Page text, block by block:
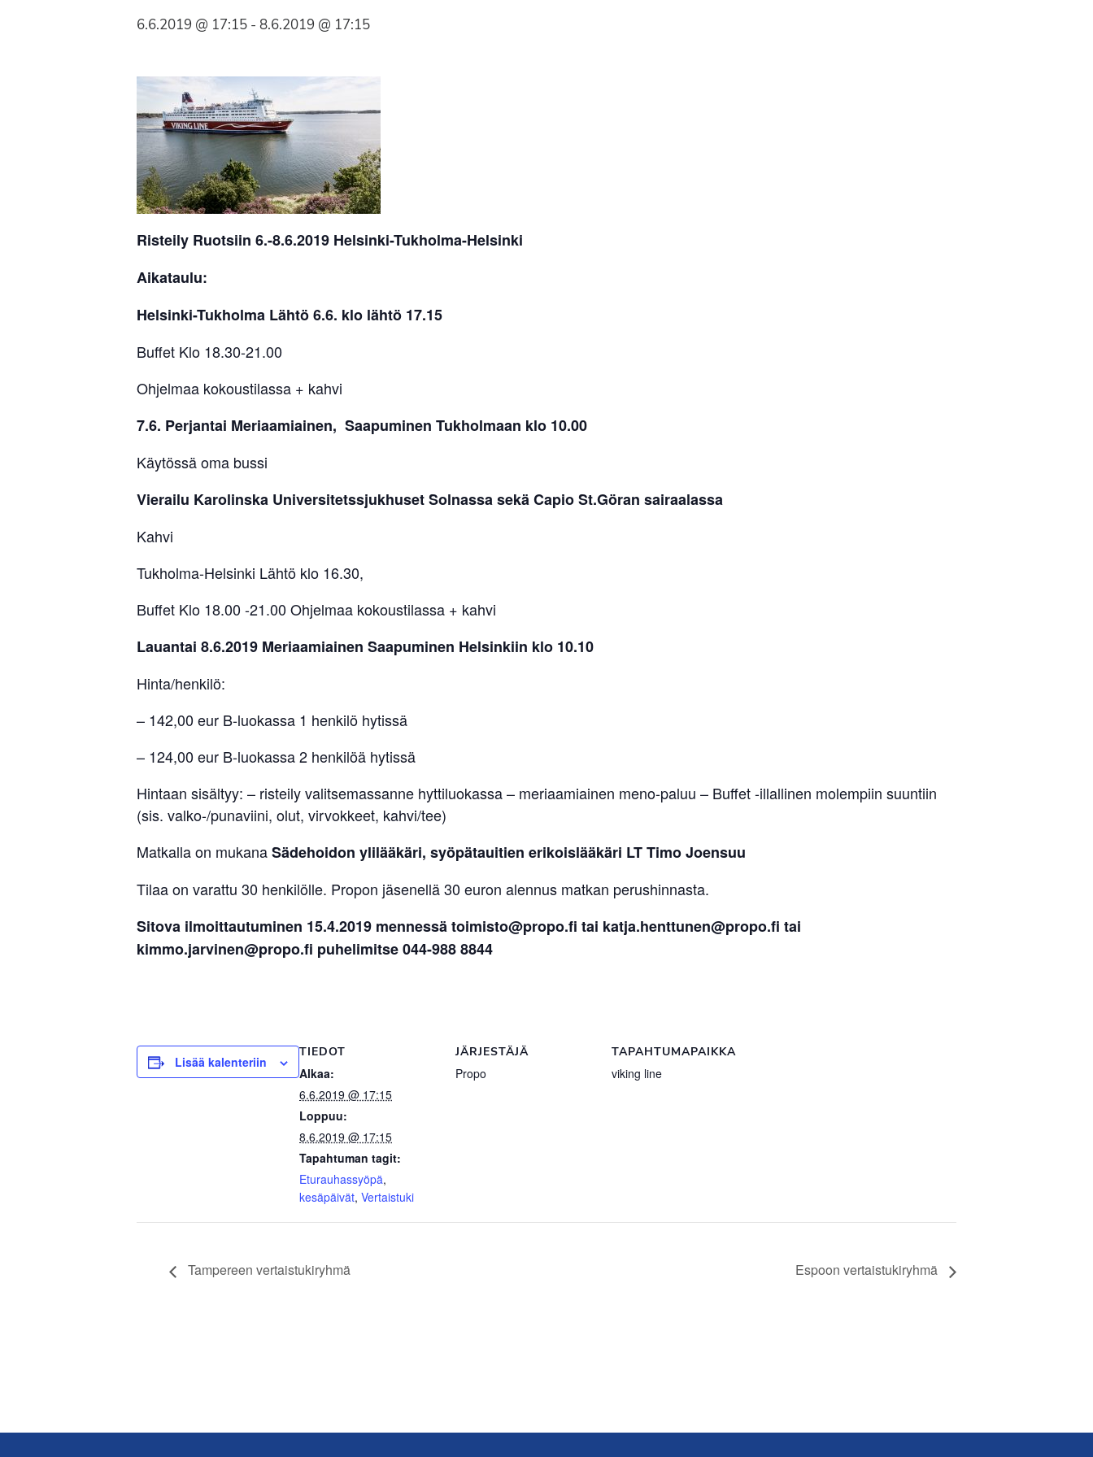
6.6.2019 @ 17:15 - 8.6.2019 @ 17:15
Risteily Ruotsiin 6.-8.6.2019 Helsinki-Tukholma-Helsinki
Aikataulu:
Helsinki-Tukholma Lähtö 6.6. klo lähtö 17.15
Buffet Klo 18.30-21.00
Ohjelmaa kokoustilassa + kahvi
7.6. Perjantai Meriaamiainen, Saapuminen Tukholmaan klo 10.00
Käytössä oma bussi
Vierailu Karolinska Universitetssjukhuset Solnassa sekä Capio St.Göran sairaalassa
Kahvi
Tukholma-Helsinki Lähtö klo 16.30,
Buffet Klo 18.00 -21.00 Ohjelmaa kokoustilassa + kahvi
Lauantai 8.6.2019 Meriaamiainen Saapuminen Helsinkiin klo 10.10
Hinta/henkilö:
– 142,00 eur B-luokassa 1 henkilö hytissä
– 124,00 eur B-luokassa 2 henkilöä hytissä
Hintaan sisältyy: – risteily valitsemassanne hyttiluokassa – meriaamiainen meno-paluu – Buffet -illallinen molempiin suuntiin
(sis. valko-/punaviini, olut, virvokkeet, kahvi/tee)
Matkalla on mukanaSädehoidon ylilääkäri, syöpätauitien erikoislääkäri LT Timo Joensuu
Tilaa on varattu 30 henkilölle. Propon jäsenellä 30 euron alennus matkan perushinnasta.
Sitova ilmoittautuminen 15.4.2019 mennessä toimisto@propo.fi tai katja.henttunen@propo.fi tai
kimmo.jarvinen@propo.fi puhelimitse 044-988 8844
Lisää kalenteriin
TIEDOT
Alkaa:
6.6.2019 @ 17:15
Loppuu:
8.6.2019 @ 17:15
Tapahtuman tagit:
Eturauhassyöpä,
kesäpäivät, Vertaistuki
JÄRJESTÄJÄ
Propo
TAPAHTUMAPAIKKA
viking line
Tampereen vertaistukiryhmä Espoon vertaistukiryhmä